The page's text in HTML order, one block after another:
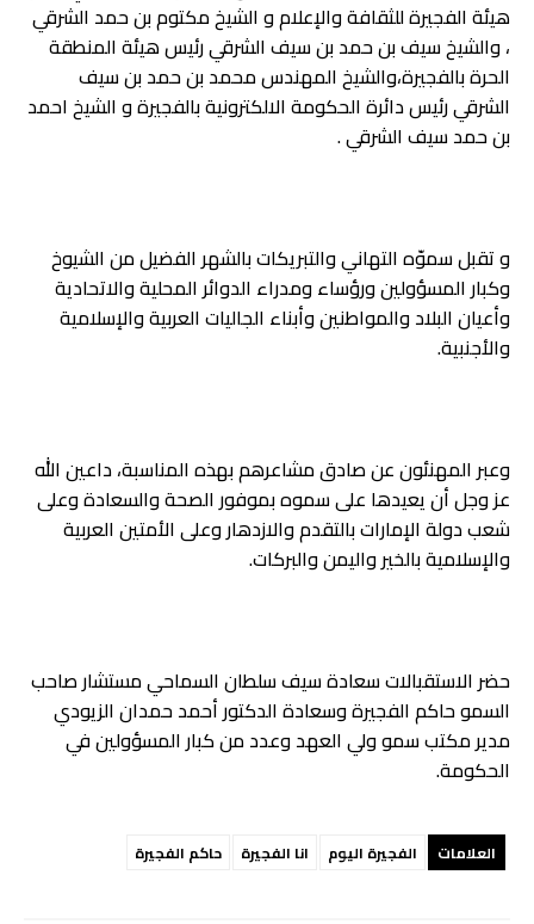
هيئة الفجيرة للثقافة والإعلام و الشيخ مكتوم بن حمد الشرقي
، والشيخ سيف بن حمد بن سيف الشرقي رئيس هيئة المنطقة
الحرة بالفجيرة،والشيخ المهندس محمد بن حمد بن سيف
الشرقي رئيس دائرة الحكومة الالكترونية بالفجيرة و الشيخ احمد
بن حمد سيف الشرقي .
و تقبل سموّه التهاني والتبريكات بالشهر الفضيل من الشيوخ
وكبار المسؤولين ورؤساء ومدراء الدوائر المحلية والاتحادية
وأعيان البلاد والمواطنين وأبناء الجاليات العربية والإسلامية
والأجنبية.
وعبر المهنئون عن صادق مشاعرهم بهذه المناسبة، داعين الله
عز وجل أن يعيدها على سموه بموفور الصحة والسعادة وعلى
شعب دولة الإمارات بالتقدم والازدهار وعلى الأمتين العربية
والإسلامية بالخير واليمن والبركات.
حضر الاستقبالات سعادة سيف سلطان السماحي مستشار صاحب
السمو حاكم الفجيرة وسعادة الدكتور أحمد حمدان الزيودي
مدير مكتب سمو ولي العهد وعدد من كبار المسؤولين في
الحكومة.
العلامات الفجيرة اليوم انا الفجيرة حاكم الفجيرة